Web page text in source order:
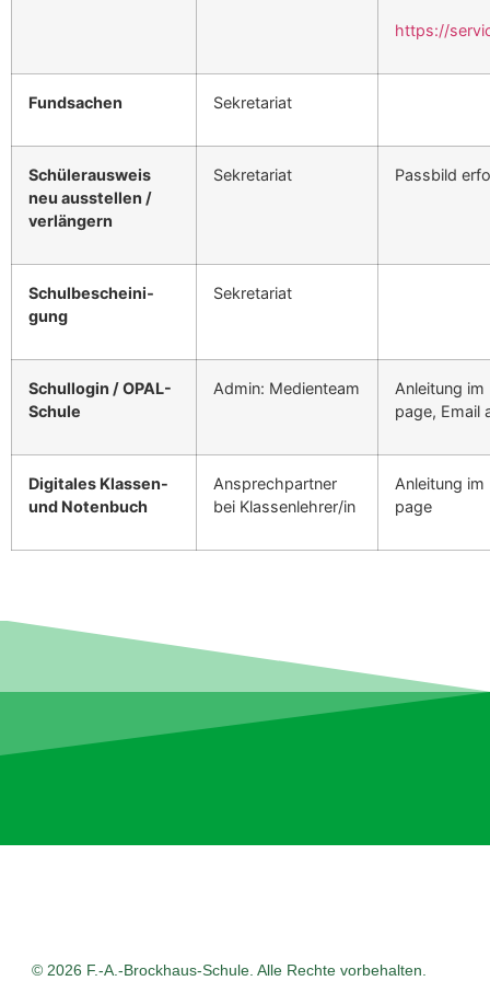
https://
Fund­sachen Sekre­tari­at
Schüler­ausweis
neu ausstellen /
ver­längern
Sekre­tari­at Pass­bild
Schulbescheini­
gung
Sekre­tari­at
Schul­lo­gin / OPAL-
Schule
Admin: Medi­en­team
Anleitung
page, Email
Dig­i­tales Klassen-
und Noten­buch
Ansprech­part­ner
bei Klassenlehrer/in
Anleitung
page
© 2026 F.-A.-Brockhaus-Schule. Alle Rechte vorbehalten.